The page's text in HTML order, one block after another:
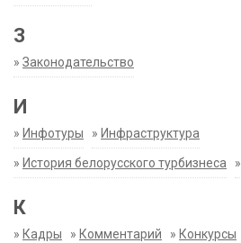
З
» Законодательство
И
» Инфотуры » Инфраструктура
» История белорусского турбизнеса »
К
» Кадры » Комментарий » Конкурсы